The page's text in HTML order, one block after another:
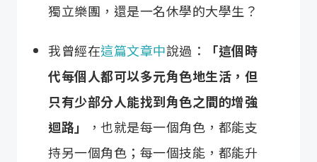
獨立樂團，還是一名休學的大學生？
我曾經在這篇文章中說過：
「這個時
代每個人都可以多元角色地生活，但
只有少部分人能找到角色之間的增強
迴路」
，也就是每一個角色，都能支
持另一個角色；每一個技能，都能升